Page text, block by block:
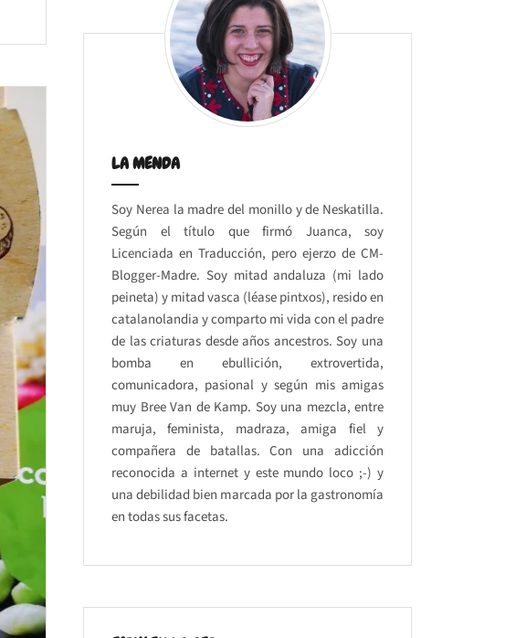
LA MENDA
Soy Nerea la madre del monillo y de Neskatilla.
Según el título que firmó Juanca, soy
Licenciada en Traducción, pero ejerzo de CM-
Blogger-Madre. Soy mitad andaluza (mi lado
peineta) y mitad vasca (léase pintxos), resido en
catalanolandia y comparto mi vida con el padre
de las criaturas desde años ancestros. Soy una
bomba en ebullición, extrovertida,
comunicadora, pasional y según mis amigas
muy Bree Van de Kamp. Soy una mezcla, entre
maruja, feminista, madraza, amiga fiel y
compañera de batallas. Con una adicción
reconocida a internet y este mundo loco ;-) y
una debilidad bien marcada por la gastronomía
en todas sus facetas.